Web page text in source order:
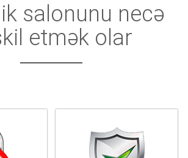
salonunu necə
etmək olar